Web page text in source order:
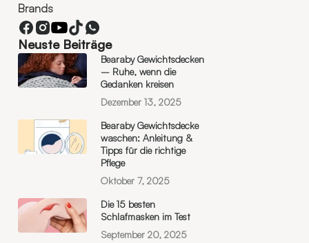
Brands
Neuste Beiträge
Bearaby Gewichtsdecken
– Ruhe, wenn die
Gedanken kreisen
Dezember 13, 2025
Bearaby Gewichtsdecke
waschen: Anleitung &
Tipps für die richtige
Pflege
Oktober 7, 2025
Die 15 besten
Schlafmasken im Test
September 20, 2025